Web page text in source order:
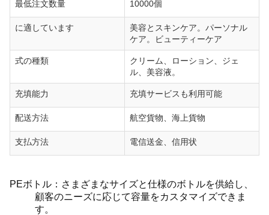
最低注文数量 10000個
に適しています
美容とスキンケア。パーソナル
ケア。ビューティーケア
式の種類
クリーム、ローション、ジェ
ル、美容液。
充填能力 充填サービスも利用可能
配送方法 航空貨物、海上貨物
支払方法 電信送金、信用状
PEボトル：さまざまなサイズと仕様のボトルを供給し、
顧客のニーズに応じて容量をカスタマイズできま
す。